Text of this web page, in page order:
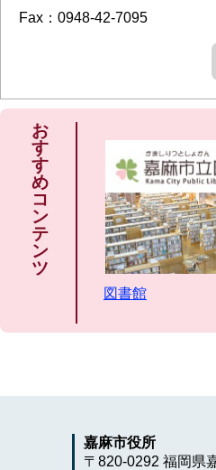
Fax：0948-42-7095
お
す
す
め
コ
ン
テ
ン
ツ
図書館
嘉麻市役所
〒820-0292 福岡県